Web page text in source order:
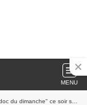
MENU
ce soir sur France 5